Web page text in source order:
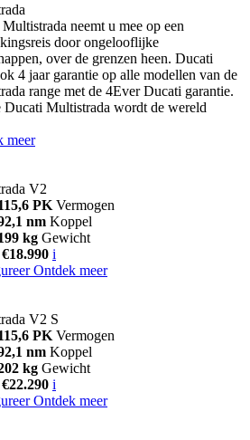
neemt u mee op een
door ongelooflijke
over de grenzen heen. Ducati
4 jaar garantie op alle modellen van de
range met de 4Ever Ducati garantie.
Ducati Multistrada wordt de wereld
meer
V2
PK Vermogen
nm Koppel
kg Gewicht
i
Ontdek meer
V2 S
PK Vermogen
nm Koppel
kg Gewicht
i
Ontdek meer